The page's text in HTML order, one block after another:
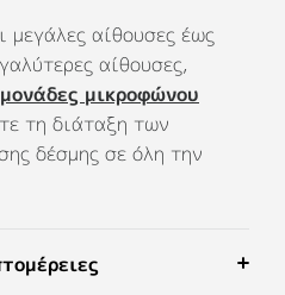
μεγάλες αίθουσες έως
αίθουσες,
μονάδες μικροφώνου
τη διάταξη των
δέσμης σε όλη την